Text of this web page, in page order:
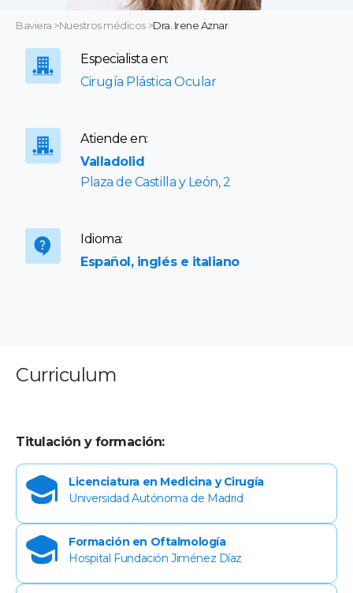
Baviera >Nuestros médicos >Dra. Irene Aznar
Especialista en:
Cirugía Plástica Ocular
Atiende en:
Valladolid
Plaza de Castilla y León, 2
Idioma:
Español, inglés e italiano
Curriculum
Titulación y formación:
Licenciatura en Medicina y Cirugía
Universidad Autónoma de Madrid
Formación en Oftalmología
Hospital Fundación Jiménez Díaz